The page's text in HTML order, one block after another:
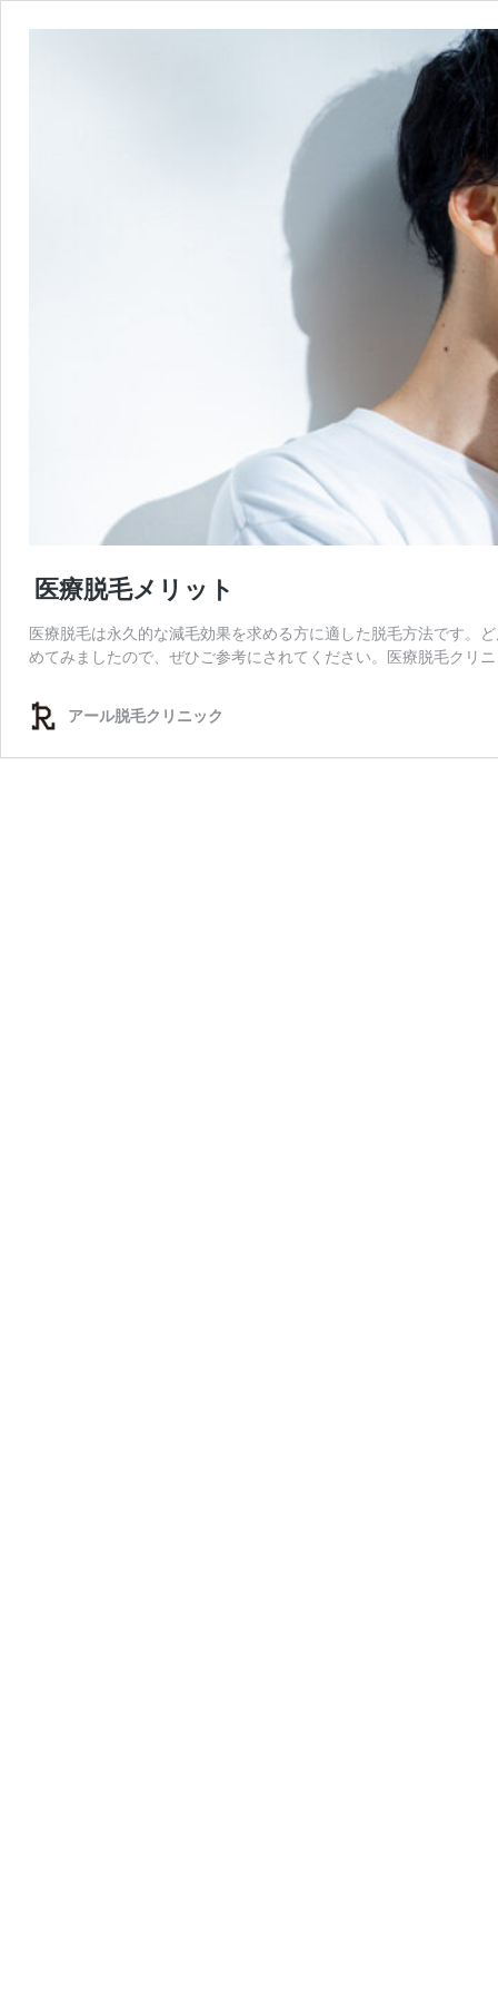
医療脱毛メリット
医療脱毛は永久的な減毛効果を求める方に適した脱毛方法です。
めてみましたので、ぜひご参考にされてください。医療脱毛クリ
アール脱毛クリニック